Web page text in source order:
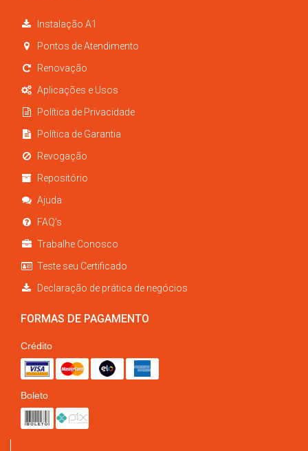
Instalação A1
Pontos de Atendimento
Renovação
Aplicações e Usos
Política de Privacidade
Política de Garantia
Revogação
Repositório
Ajuda
FAQ’s
Trabalhe Conosco
Teste seu Certificado
Declaração de prática de negócios
FORMAS DE PAGAMENTO
Crédito
Boleto